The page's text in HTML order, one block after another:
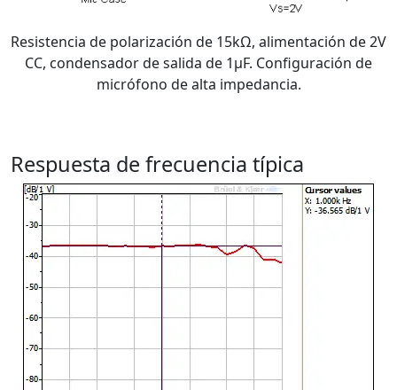
Resistencia de polarización de 15kΩ, alimentación de 2V
CC, condensador de salida de 1μF. Configuración de
micrófono de alta impedancia.
Respuesta de frecuencia típica